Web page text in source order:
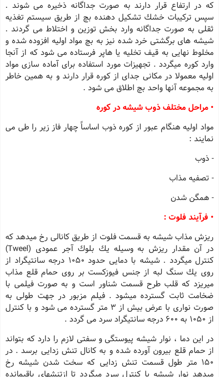
كه در ارتفاع قرار دارند به صورت جداگانه ذخیره می شوند .
سپس تركیبات خشك تشكیل دهنده بچ از طریق سیستم تغذیه
ثقلی به صورت جداگانه وارد بخش توزین و اختلاط می گردند .
شیشه های برگشتی خرد شده نیز به بچ مواد اولیه افزوده شده و
مخلوط نهایی به قیف تخلیه یا هاپر فرستاده می شود كه از آنجا
وارد كوره میگردد . تجهیزات مورد استفاده برای آماده سازی مواد
اولیه معمولا در مكانی جدای از كوره قرار دارند و به همین خاطر
به مجموعه آنها واحد بچ اطلاق می شود .
• مراحل مختلف ذوب شیشه در كوره
مواد اولیه هنگام عبور از كوره ذوب اساساً چهار فاز زیر را طی می
نمایند :
- ذوب
- تصفیه مذاب
- همگن شدن
• فرآیند فلوت :
ریزش مذاب شیشه به قسمت فلوت از طریق كانالی رخ میدهد كه
در آن مقدار ریزش به وسیله یك بلوك آجر عمودی (Tweel)
كنترل میگردد . شیشه با دمایی حدود 1050 درجه سانتیگراد از
روی یك سنگ لبه از جنس فیوزكست بر روی حمام قلع مذاب
میریزد كه قلب طرح قسمت شناور است و به صورت فیلمی با
ضخامت ثابت گسترده میشود . فیلم مزبور در جهت طولی به
صورت نواری با عرض بیش از 3 متر گسترده می شود و با كنترل
از 1050 به 600 درجه سانتیگراد سرد می گردد .
در این دما ، نوار شیشه پیوستگی و سفتی لازم را دارد كه بتواند
از حمام قلع بیرون آورده شده و به كانال تنش زدایی برسد . در
150 متر طول قسمت تنش زدایی كه سخت شدن شیشه رخ
میدهد نوار شیشه با كنترل سرد میگردد تا ازتنشهای باقیمانده